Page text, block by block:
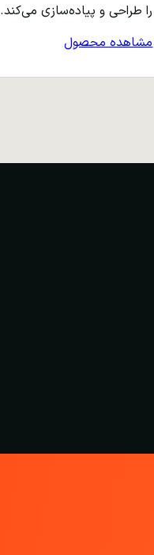
را طراحی و پیاده‌سازی می‌کند.
مشاهده محصول